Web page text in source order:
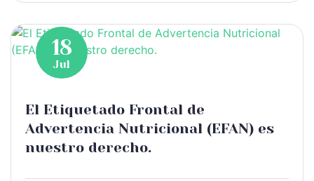
18
Jul
El Etiquetado Frontal de
Advertencia Nutricional (EFAN) es
nuestro derecho.